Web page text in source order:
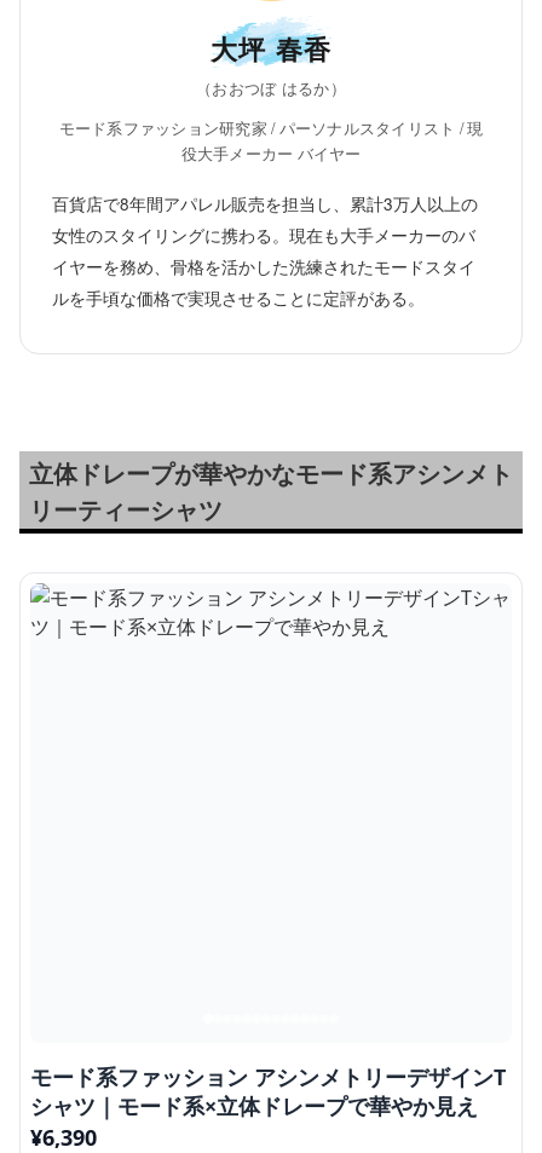
大坪 春香
（おおつぼ はるか）
モード系ファッション研究家 / パーソナルスタイリスト / 現
役大手メーカー バイヤー
百貨店で8年間アパレル販売を担当し、累計3万人以上の
女性のスタイリングに携わる。現在も大手メーカーのバ
イヤーを務め、骨格を活かした洗練されたモードスタイ
ルを手頃な価格で実現させることに定評がある。
立体ドレープが華やかなモード系アシンメト
リーティーシャツ
モード系ファッション アシンメトリーデザインT
シャツ｜モード系×立体ドレープで華やか見え
¥6,390